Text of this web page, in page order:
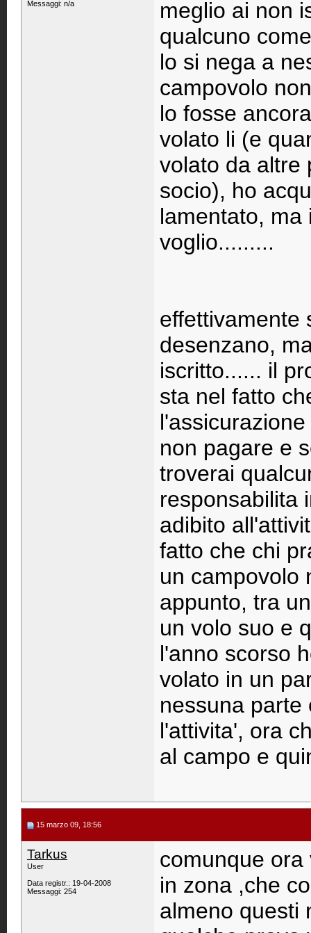
Messaggi: n/a
meglio ai non
qualcuno
lo si nega a
campovolo
lo fosse
volato li (e
volato da altre
socio), ho
lamentato, ma
voglio.........
effettivamente
desenzano,
iscritto...... il
sta nel fatto
non pagare e
troverai
responsabilita
adibito
fatto che chi
un campovolo
appunto, tra
un volo suo e
l'anno scorso
volato in un
nessuna parte
l'attivita', ora
al campo e
15 marzo 09, 18:56
Tarkus
User
Data registr.: 19-04-2008
Messaggi: 254
comunque
in zona ,che
almeno questi